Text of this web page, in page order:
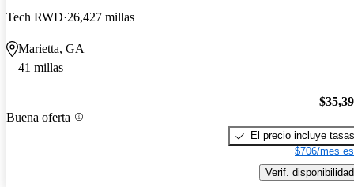
Tech RWD 26,427 millas
Marietta, GA
41 millas
Buena oferta
El precio incluye tasas
$706/mes
Verif. disponibilidad